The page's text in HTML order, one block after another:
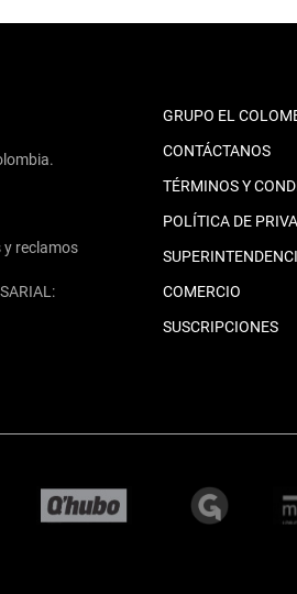
y reclamos
GRUPO EL
CONTÁCTANOS
TÉRMINOS Y
POLÍTICA DE
COMERCIO
SUSCRIPCIONES